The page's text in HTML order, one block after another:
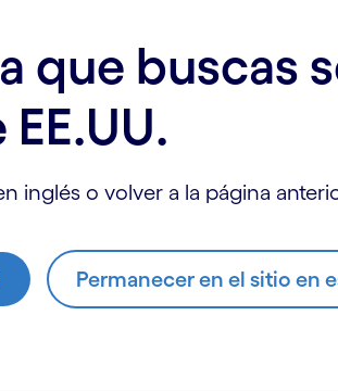
que buscas
inglés o volver a la página
Permanecer en el sitio en